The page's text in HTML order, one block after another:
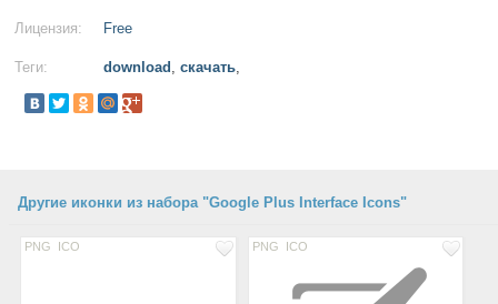
Лицензия: Free
Теги: download , скачать,
Другие иконки из набора "Google Plus Interface Icons"
PNG ICO PNG ICO